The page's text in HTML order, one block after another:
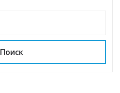
и
ь
Поиск